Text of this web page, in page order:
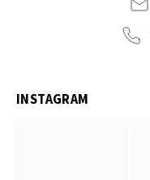
INSTAGRAM